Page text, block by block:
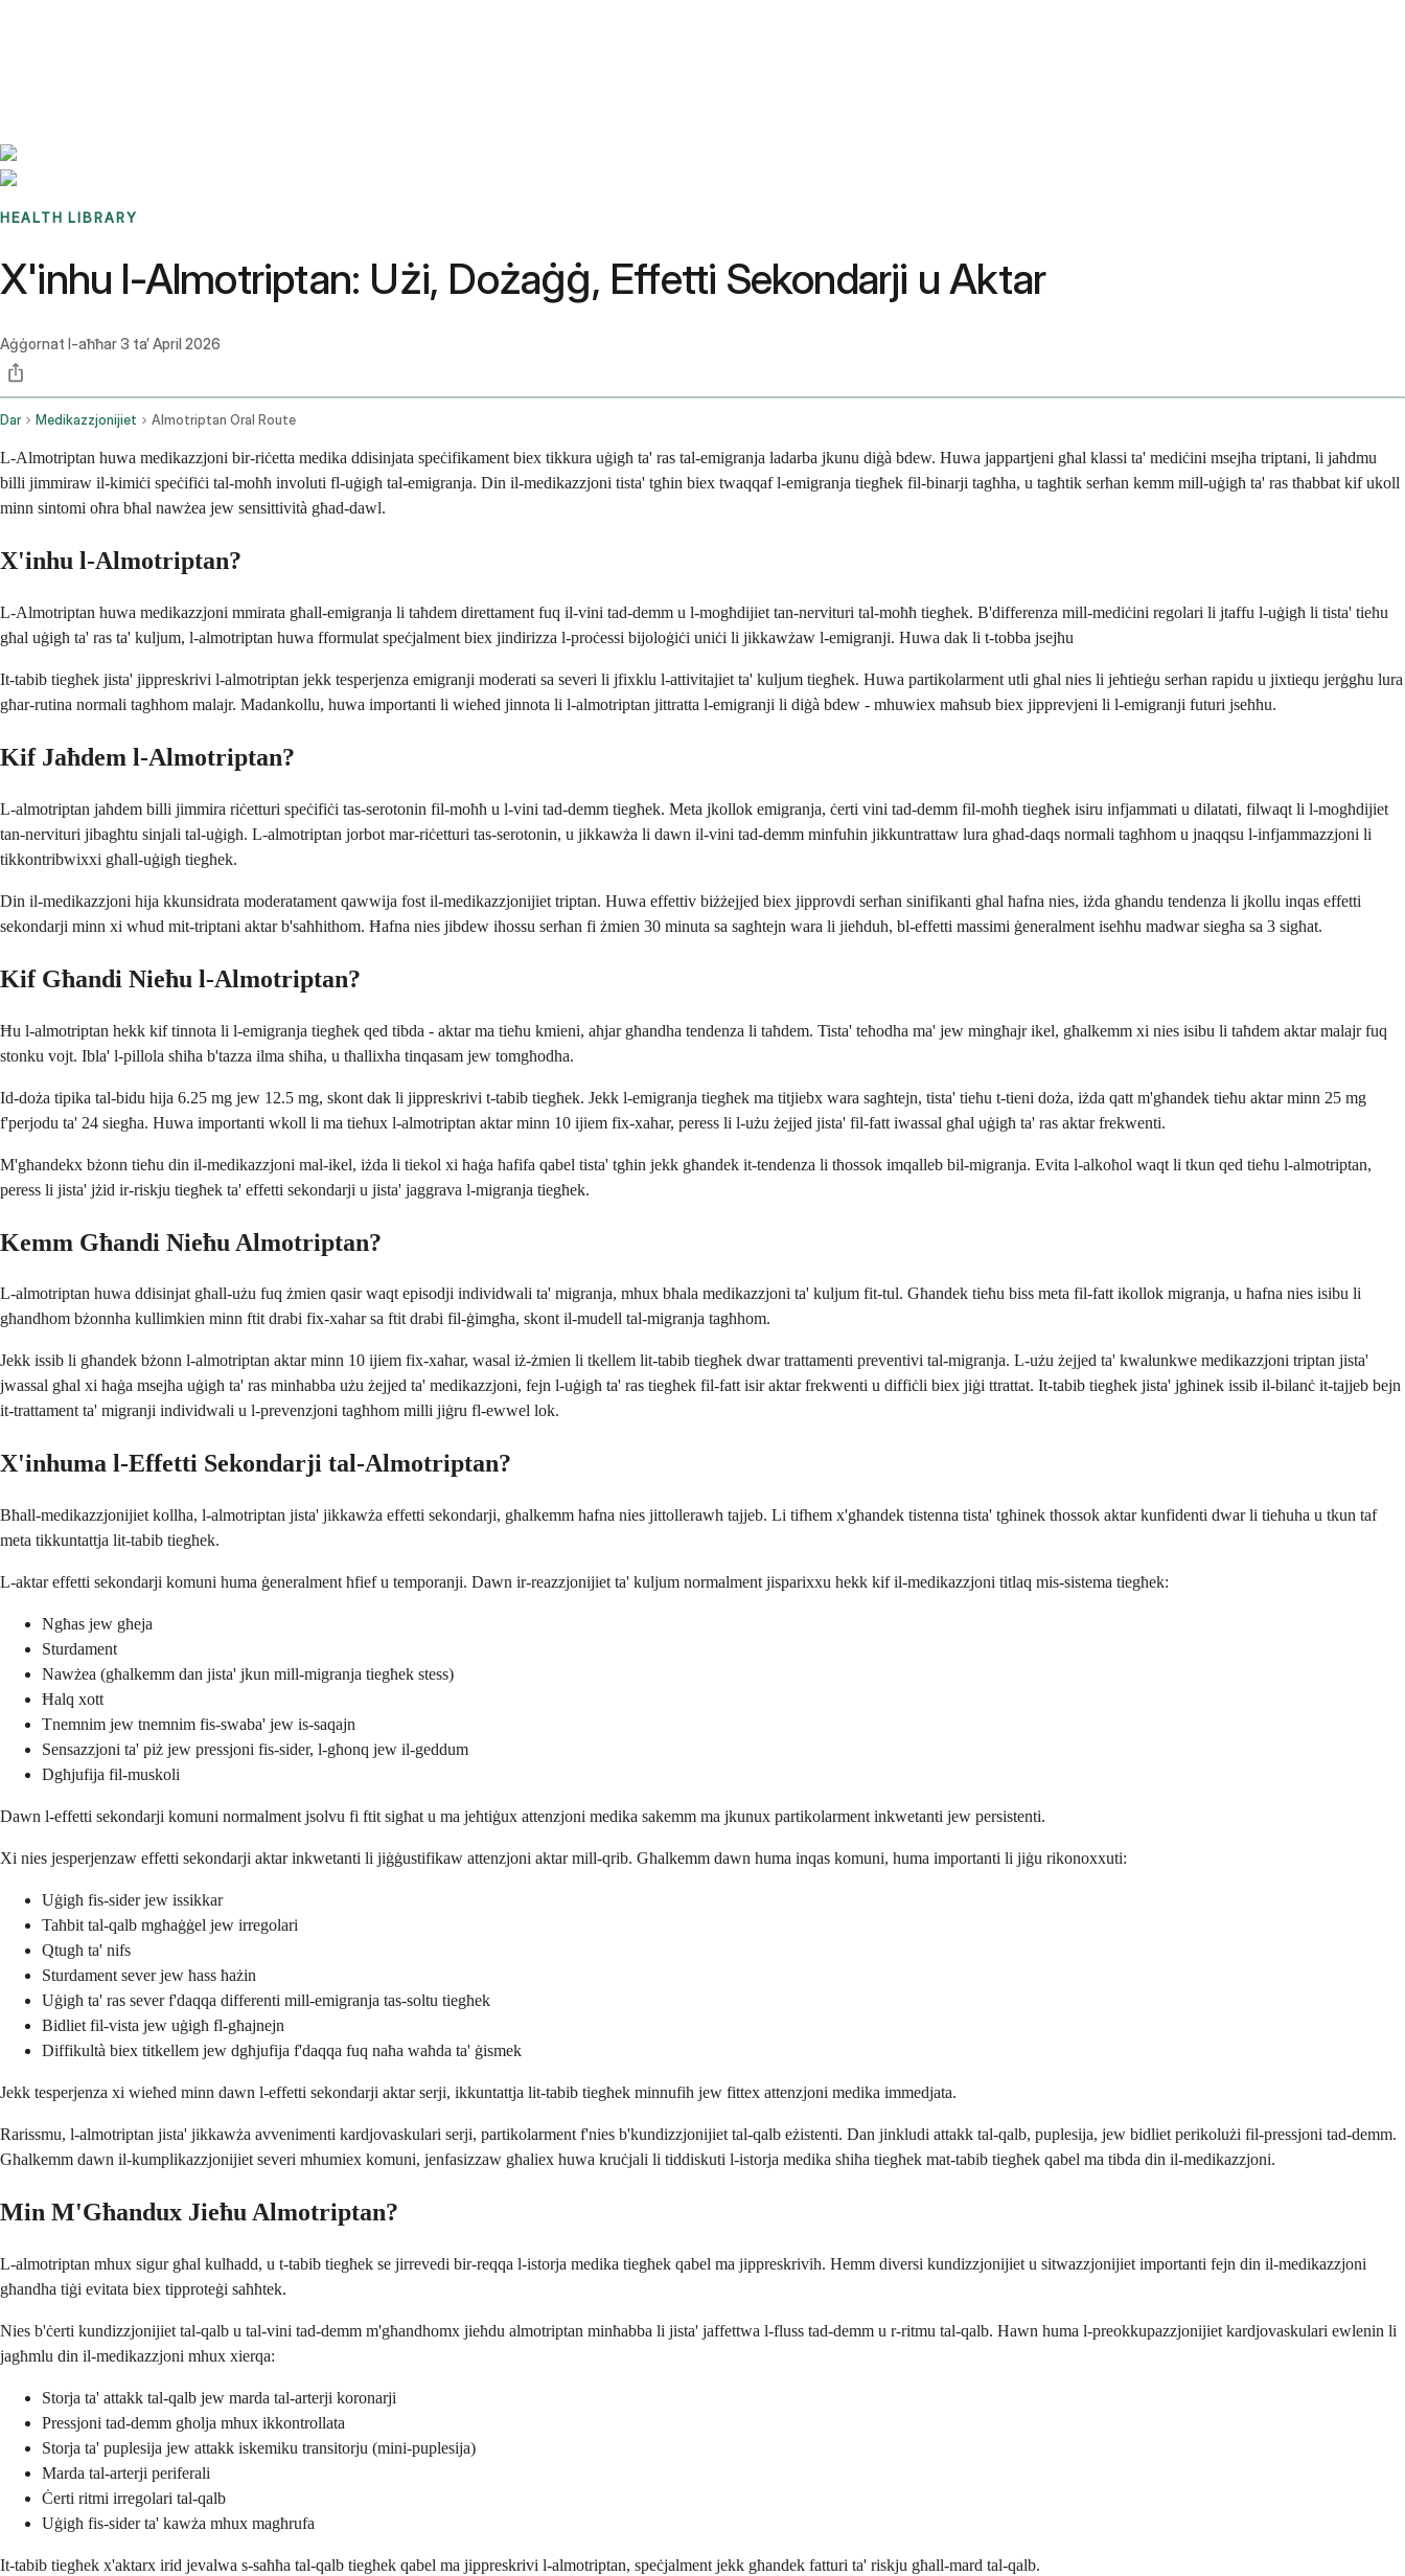
HEALTH LIBRARY
X'inhu l-Almotriptan: Użi, Dożaġġ, Effetti Sekondarji u Aktar
Aġġornat l-aħħar3 ta’ April 2026
Dar Medikazzjonijiet Almotriptan Oral Route
L-Almotriptan huwa medikazzjoni bir-riċetta medika ddisinjata speċifikament biex tikkura uġigħ ta' ras tal-emigranja ladarba jkunu diġà bdew. Huwa jappartjeni għal klassi ta' mediċini msejħa triptani, li jaħdmu
billi jimmiraw il-kimiċi speċifiċi tal-moħħ involuti fl-uġigħ tal-emigranja. Din il-medikazzjoni tista' tgħin biex twaqqaf l-emigranja tiegħek fil-binarji tagħha, u tagħtik serħan kemm mill-uġigħ ta' ras tħabbat kif ukoll
minn sintomi oħra bħal nawżea jew sensittività għad-dawl.
X'inhu l-Almotriptan?
L-Almotriptan huwa medikazzjoni mmirata għall-emigranja li taħdem direttament fuq il-vini tad-demm u l-mogħdijiet tan-nervituri tal-moħħ tiegħek. B'differenza mill-mediċini regolari li jtaffu l-uġigħ li tista' tieħu
għal uġigħ ta' ras ta' kuljum, l-almotriptan huwa fformulat speċjalment biex jindirizza l-proċessi bijoloġiċi uniċi li jikkawżaw l-emigranji. Huwa dak li t-tobba jsejħu
It-tabib tiegħek jista' jippreskrivi l-almotriptan jekk tesperjenza emigranji moderati sa severi li jfixklu l-attivitajiet ta' kuljum tiegħek. Huwa partikolarment utli għal nies li jeħtieġu serħan rapidu u jixtiequ jerġgħu lura
għar-rutina normali tagħhom malajr. Madankollu, huwa importanti li wieħed jinnota li l-almotriptan jittratta l-emigranji li diġà bdew - mhuwiex maħsub biex jipprevjeni li l-emigranji futuri jseħħu.
Kif Jaħdem l-Almotriptan?
L-almotriptan jaħdem billi jimmira riċetturi speċifiċi tas-serotonin fil-moħħ u l-vini tad-demm tiegħek. Meta jkollok emigranja, ċerti vini tad-demm fil-moħħ tiegħek isiru infjammati u dilatati, filwaqt li l-mogħdijiet
tan-nervituri jibagħtu sinjali tal-uġigħ. L-almotriptan jorbot mar-riċetturi tas-serotonin, u jikkawża li dawn il-vini tad-demm minfuħin jikkuntrattaw lura għad-daqs normali tagħhom u jnaqqsu l-infjammazzjoni li
tikkontribwixxi għall-uġigħ tiegħek.
Din il-medikazzjoni hija kkunsidrata moderatament qawwija fost il-medikazzjonijiet triptan. Huwa effettiv biżżejjed biex jipprovdi serħan sinifikanti għal ħafna nies, iżda għandu tendenza li jkollu inqas effetti
sekondarji minn xi wħud mit-triptani aktar b'saħħithom. Ħafna nies jibdew iħossu serħan fi żmien 30 minuta sa sagħtejn wara li jieħduh, bl-effetti massimi ġeneralment iseħħu madwar siegħa sa 3 sigħat.
Kif Għandi Nieħu l-Almotriptan?
Ħu l-almotriptan hekk kif tinnota li l-emigranja tiegħek qed tibda - aktar ma tieħu kmieni, aħjar għandha tendenza li taħdem. Tista' teħodha ma' jew mingħajr ikel, għalkemm xi nies isibu li taħdem aktar malajr fuq
stonku vojt. Ibla' l-pillola sħiħa b'tazza ilma sħiħa, u tħallixha tinqasam jew tomgħodha.
Id-doża tipika tal-bidu hija 6.25 mg jew 12.5 mg, skont dak li jippreskrivi t-tabib tiegħek. Jekk l-emigranja tiegħek ma titjiebx wara sagħtejn, tista' tieħu t-tieni doża, iżda qatt m'għandek tieħu aktar minn 25 mg
f'perjodu ta' 24 siegħa. Huwa importanti wkoll li ma tieħux l-almotriptan aktar minn 10 ijiem fix-xahar, peress li l-użu żejjed jista' fil-fatt iwassal għal uġigħ ta' ras aktar frekwenti.
M'għandekx bżonn tieħu din il-medikazzjoni mal-ikel, iżda li tiekol xi ħaġa ħafifa qabel tista' tgħin jekk għandek it-tendenza li tħossok imqalleb bil-migranja. Evita l-alkoħol waqt li tkun qed tieħu l-almotriptan,
peress li jista' jżid ir-riskju tiegħek ta' effetti sekondarji u jista' jaggrava l-migranja tiegħek.
Kemm Għandi Nieħu Almotriptan?
L-almotriptan huwa ddisinjat għall-użu fuq żmien qasir waqt episodji individwali ta' migranja, mhux bħala medikazzjoni ta' kuljum fit-tul. Għandek tieħu biss meta fil-fatt ikollok migranja, u ħafna nies isibu li
għandhom bżonnha kullimkien minn ftit drabi fix-xahar sa ftit drabi fil-ġimgħa, skont il-mudell tal-migranja tagħhom.
Jekk issib li għandek bżonn l-almotriptan aktar minn 10 ijiem fix-xahar, wasal iż-żmien li tkellem lit-tabib tiegħek dwar trattamenti preventivi tal-migranja. L-użu żejjed ta' kwalunkwe medikazzjoni triptan jista'
jwassal għal xi ħaġa msejħa uġigħ ta' ras minħabba użu żejjed ta' medikazzjoni, fejn l-uġigħ ta' ras tiegħek fil-fatt isir aktar frekwenti u diffiċli biex jiġi ttrattat. It-tabib tiegħek jista' jgħinek issib il-bilanċ it-tajjeb bejn
it-trattament ta' migranji individwali u l-prevenzjoni tagħhom milli jiġru fl-ewwel lok.
X'inhuma l-Effetti Sekondarji tal-Almotriptan?
Bħall-medikazzjonijiet kollha, l-almotriptan jista' jikkawża effetti sekondarji, għalkemm ħafna nies jittollerawh tajjeb. Li tifhem x'għandek tistenna tista' tgħinek tħossok aktar kunfidenti dwar li tieħuha u tkun taf
meta tikkuntattja lit-tabib tiegħek.
L-aktar effetti sekondarji komuni huma ġeneralment ħfief u temporanji. Dawn ir-reazzjonijiet ta' kuljum normalment jisparixxu hekk kif il-medikazzjoni titlaq mis-sistema tiegħek:
Ngħas jew għeja
Sturdament
Nawżea (għalkemm dan jista' jkun mill-migranja tiegħek stess)
Ħalq xott
Tnemnim jew tnemnim fis-swaba' jew is-saqajn
Sensazzjoni ta' piż jew pressjoni fis-sider, l-għonq jew il-geddum
Dgħjufija fil-muskoli
Dawn l-effetti sekondarji komuni normalment jsolvu fi ftit sigħat u ma jeħtiġux attenzjoni medika sakemm ma jkunux partikolarment inkwetanti jew persistenti.
Xi nies jesperjenzaw effetti sekondarji aktar inkwetanti li jiġġustifikaw attenzjoni aktar mill-qrib. Għalkemm dawn huma inqas komuni, huma importanti li jiġu rikonoxxuti:
Uġigħ fis-sider jew issikkar
Taħbit tal-qalb mgħaġġel jew irregolari
Qtugħ ta' nifs
Sturdament sever jew ħass ħażin
Uġigħ ta' ras sever f'daqqa differenti mill-emigranja tas-soltu tiegħek
Bidliet fil-vista jew uġigħ fl-għajnejn
Diffikultà biex titkellem jew dgħjufija f'daqqa fuq naħa waħda ta' ġismek
Jekk tesperjenza xi wieħed minn dawn l-effetti sekondarji aktar serji, ikkuntattja lit-tabib tiegħek minnufih jew fittex attenzjoni medika immedjata.
Rarissmu, l-almotriptan jista' jikkawża avvenimenti kardjovaskulari serji, partikolarment f'nies b'kundizzjonijiet tal-qalb eżistenti. Dan jinkludi attakk tal-qalb, puplesija, jew bidliet perikolużi fil-pressjoni tad-demm.
Għalkemm dawn il-kumplikazzjonijiet severi mhumiex komuni, jenfasizzaw għaliex huwa kruċjali li tiddiskuti l-istorja medika sħiħa tiegħek mat-tabib tiegħek qabel ma tibda din il-medikazzjoni.
Min M'Għandux Jieħu Almotriptan?
L-almotriptan mhux sigur għal kulħadd, u t-tabib tiegħek se jirrevedi bir-reqqa l-istorja medika tiegħek qabel ma jippreskrivih. Hemm diversi kundizzjonijiet u sitwazzjonijiet importanti fejn din il-medikazzjoni
għandha tiġi evitata biex tipproteġi saħħtek.
Nies b'ċerti kundizzjonijiet tal-qalb u tal-vini tad-demm m'għandhomx jieħdu almotriptan minħabba li jista' jaffettwa l-fluss tad-demm u r-ritmu tal-qalb. Hawn huma l-preokkupazzjonijiet kardjovaskulari ewlenin li
jagħmlu din il-medikazzjoni mhux xierqa:
Storja ta' attakk tal-qalb jew marda tal-arterji koronarji
Pressjoni tad-demm għolja mhux ikkontrollata
Storja ta' puplesija jew attakk iskemiku transitorju (mini-puplesija)
Marda tal-arterji periferali
Ċerti ritmi irregolari tal-qalb
Uġigħ fis-sider ta' kawża mhux magħrufa
It-tabib tiegħek x'aktarx irid jevalwa s-saħħa tal-qalb tiegħek qabel ma jippreskrivi l-almotriptan, speċjalment jekk għandek fatturi ta' riskju għall-mard tal-qalb.